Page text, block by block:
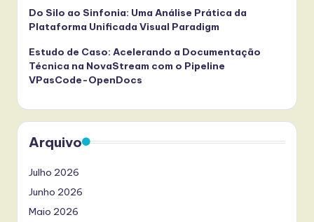
Do Silo ao Sinfonia: Uma Análise Prática da
Plataforma Unificada Visual Paradigm
Estudo de Caso: Acelerando a Documentação
Técnica na NovaStream com o Pipeline
VPasCode-OpenDocs
Arquivo
Julho 2026
Junho 2026
Maio 2026